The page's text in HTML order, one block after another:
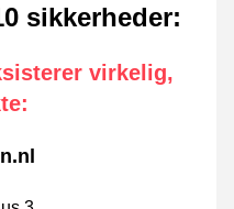
sikkerheder:
virkelig,
: